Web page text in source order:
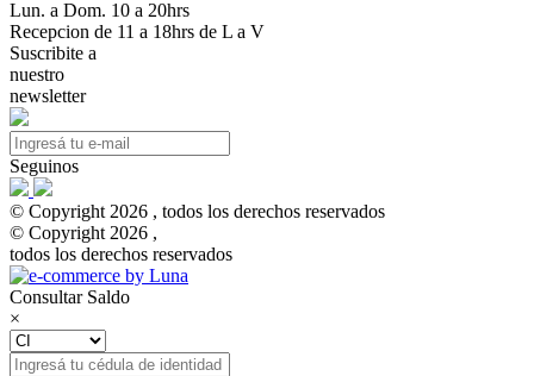
Lun. a Dom. 10 a 20hrs
Recepcion de 11 a 18hrs de L a V
Suscribite a
nuestro
newsletter
Seguinos
© Copyright 2026 , todos los derechos reservados
© Copyright 2026 ,
todos los derechos reservados
Consultar Saldo
×